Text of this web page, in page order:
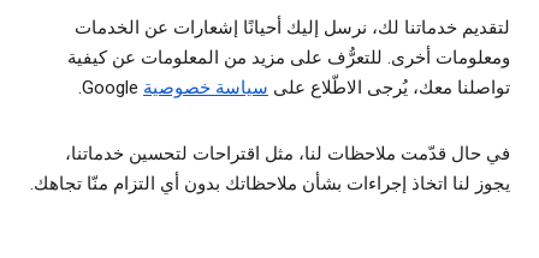
لتقديم خدماتنا لك، نرسل إليك أحيانًا إشعارات عن الخدمات
ومعلومات أخرى. للتعرُّف على مزيد من المعلومات عن كيفية
تواصلنا معك، يُرجى الاطّلاع على سياسة خصوصية
في حال قدّمت ملاحظات لنا، مثل اقتراحات لتحسين خدماتنا،
يجوز لنا اتخاذ إجراءات بشأن ملاحظاتك بدون أي التزام منّا تجاهك.